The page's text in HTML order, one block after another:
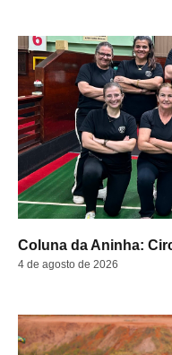
Coluna da Aninha:
4 de agosto de 2026